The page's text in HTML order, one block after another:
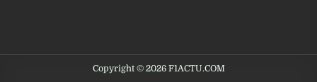
Copyright © 2026 F1ACTU.COM